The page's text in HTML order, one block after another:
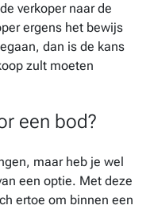
verkoper naar de
ergens het bewijs
dan is de kans
zult moeten
een bod?
maar heb je wel
een optie. Met deze
ertoe om binnen een